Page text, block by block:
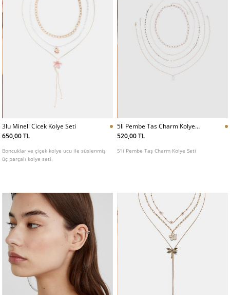
3lu Mineli Cicek Kolye Seti
650,00 TL
Boncuklar ve çiçek kolye ucu ile süslenmiş
üç parçalı kolye seti.
5li Pembe Tas Charm Kolye
Seti
520,00 TL
5'li Pembe Taş Charm Kolye Seti